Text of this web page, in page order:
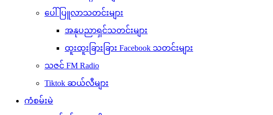
ပေါ်ပြူလာသတင်းများ
အနုပညာရှင်သတင်းများ
ထူးထူးခြားခြား Facebook သတင်းများ
သဇင် FM Radio
Tiktok ဆယ်လီများ
ကံစမ်းမဲ